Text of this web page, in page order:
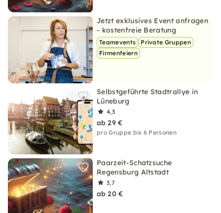
Jetzt exklusives Event anfragen
- kostenfreie Beratung
Teamevents
Private Gruppen
Firmenfeiern
Selbstgeführte Stadtrallye in
Lüneburg
4,3
ab 29 €
pro Gruppe bis 6 Personen
Paarzeit-Schatzsuche
Regensburg Altstadt
3,7
ab 20 €